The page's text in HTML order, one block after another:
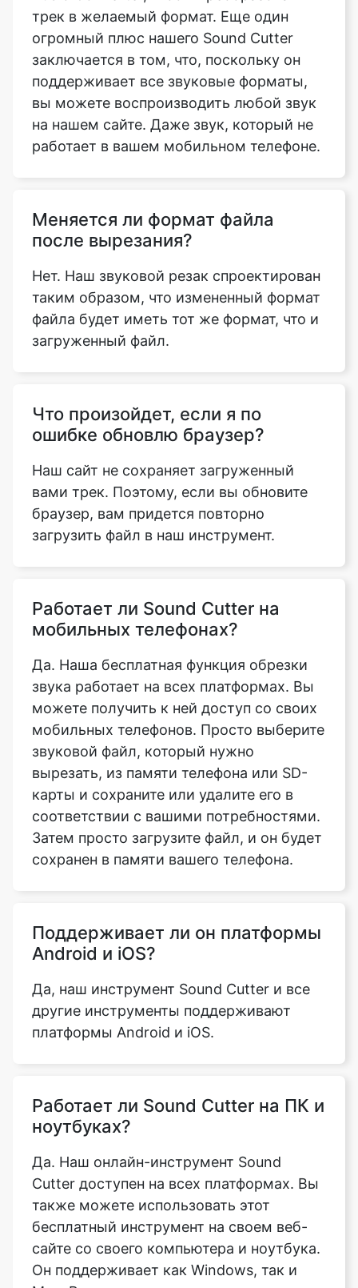
поддерживает все звуковые форматы,
вы можете воспроизводить любой звук
работает в вашем мобильном телефоне.
Меняется ли формат файла
таким образом, что измененный формат
файла будет иметь тот же формат, что и
загруженный файл.
Что произойдет, если я по
вами трек. Поэтому, если вы обновите
браузер, вам придется повторно
загрузить файл в наш инструмент.
Работает ли Sound Cutter на
звука работает на всех платформах. Вы
можете получить к ней доступ со своих
мобильных телефонов. Просто выберите
звуковой файл, который нужно
вырезать, из памяти телефона или SD-
карты и сохраните или удалите его в
соответствии с вашими потребностями.
Затем просто загрузите файл, и он будет
Поддерживает ли он платформы
другие инструменты поддерживают
платформы Android и iOS.
Работает ли Sound Cutter на ПК и
Cutter доступен на всех платформах. Вы
также можете использовать этот
бесплатный инструмент на своем веб-
сайте со своего компьютера и ноутбука.
Mac. Все, что вам нужно сделать, это
выбрать трек (который был загружен на
ваш компьютер/ноутбук), над которым
нужно поработать, и следующий